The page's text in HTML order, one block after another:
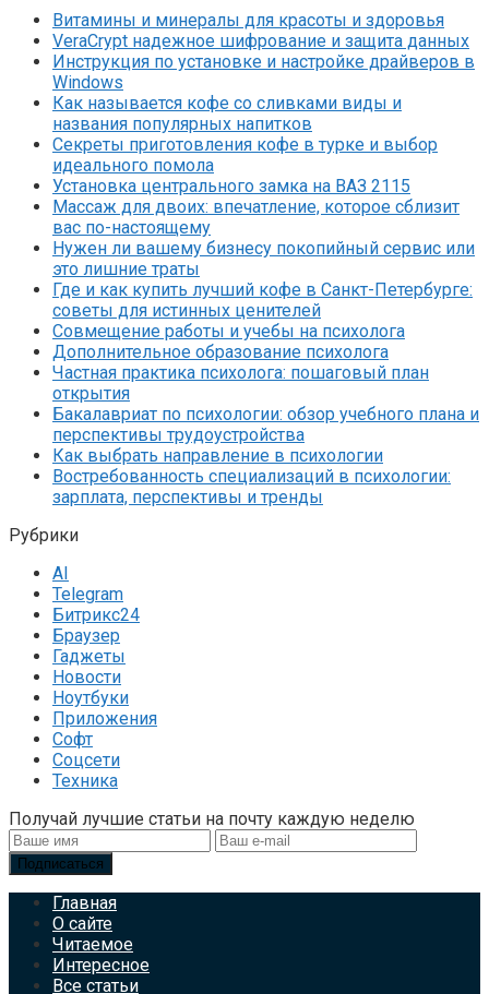
Витамины и минералы для красоты и здоровья
VeraCrypt надежное шифрование и защита данных
Инструкция по установке и настройке драйверов в
Windows
Как называется кофе со сливками виды и
названия популярных напитков
Секреты приготовления кофе в турке и выбор
идеального помола
Установка центрального замка на ВАЗ 2115
Массаж для двоих: впечатление, которое сблизит
вас по-настоящему
Нужен ли вашему бизнесу покопийный сервис или
это лишние траты
Где и как купить лучший кофе в Санкт-Петербурге:
советы для истинных ценителей
Совмещение работы и учебы на психолога
Дополнительное образование психолога
Частная практика психолога: пошаговый план
открытия
Бакалавриат по психологии: обзор учебного плана и
перспективы трудоустройства
Как выбрать направление в психологии
Востребованность специализаций в психологии:
зарплата, перспективы и тренды
Рубрики
AI
Telegram
Битрикс24
Браузер
Гаджеты
Новости
Ноутбуки
Приложения
Софт
Соцсети
Техника
Получай лучшие статьи на почту каждую неделю
Подписаться
Главная
О сайте
Читаемое
Интересное
Все статьи